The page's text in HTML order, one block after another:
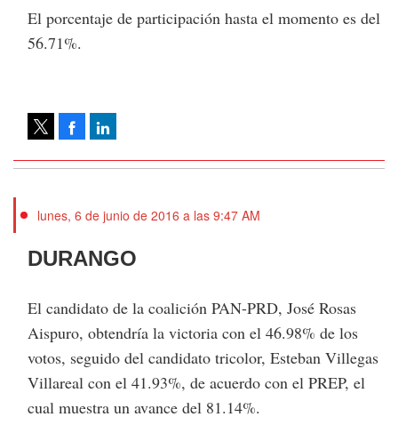
lunes, 6 de junio de 2016 a las 9:47 AM
DURANGO
El candidato de la coalición PAN-PRD, José Rosas
Aispuro, obtendría la victoria con el 46.98% de los
votos, seguido del candidato tricolor, Esteban Villegas
Villareal con el 41.93%, de acuerdo con el PREP, el
cual muestra un avance del 81.14%.
Facebook
El porcentaje de participación hasta el momento es del
56.71%.